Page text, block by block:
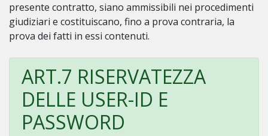
presente contratto, siano ammissibili nei procedimenti
giudiziari e costituiscano, fino a prova contraria, la
prova dei fatti in essi contenuti.
ART.7 RISERVATEZZA
DELLE USER-ID E
PASSWORD